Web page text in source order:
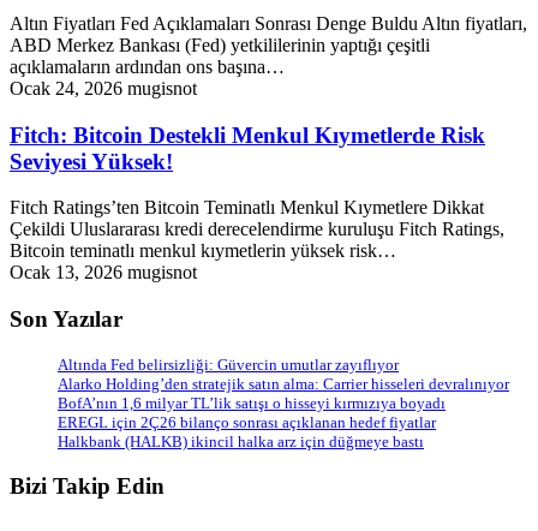
Altın Fiyatları Fed Açıklamaları Sonrası Denge Buldu Altın fiyatları,
ABD Merkez Bankası (Fed) yetkililerinin yaptığı çeşitli
açıklamaların ardından ons başına…
Ocak 24, 2026 mugisnot
Fitch: Bitcoin Destekli Menkul Kıymetlerde Risk
Seviyesi Yüksek!
Fitch Ratings’ten Bitcoin Teminatlı Menkul Kıymetlere Dikkat
Çekildi Uluslararası kredi derecelendirme kuruluşu Fitch Ratings,
Bitcoin teminatlı menkul kıymetlerin yüksek risk…
Ocak 13, 2026 mugisnot
Son Yazılar
Altında Fed belirsizliği: Güvercin umutlar zayıflıyor
Alarko Holding’den stratejik satın alma: Carrier hisseleri devralınıyor
BofA’nın 1,6 milyar TL’lik satışı o hisseyi kırmızıya boyadı
EREGL için 2Ç26 bilanço sonrası açıklanan hedef fiyatlar
Halkbank (HALKB) ikincil halka arz için düğmeye bastı
Bizi Takip Edin